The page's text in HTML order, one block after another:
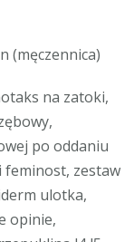
(męczennica)
na zatoki,
po oddaniu
feminost, zestaw
ulotka,
opinie,